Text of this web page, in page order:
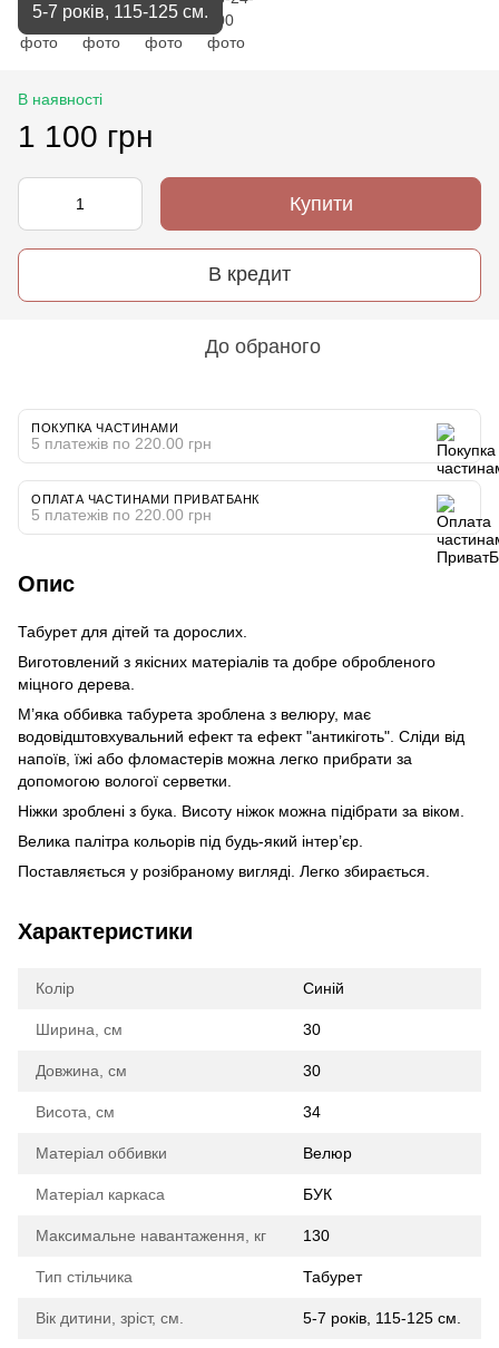
5-7 років, 115-125 см.
В наявності
1 100 грн
Купити
В кредит
До обраного
ПОКУПКА ЧАСТИНАМИ
5 платежів по 220.00 грн
ОПЛАТА ЧАСТИНАМИ ПРИВАТБАНК
5 платежів по 220.00 грн
Опис
Табурет для дітей та дорослих.
Виготовлений з якісних матеріалів та добре обробленого
міцного дерева.
М’яка оббивка табурета зроблена з велюру, має
водовідштовхувальний ефект та ефект "антикіготь". Сліди від
напоїв, їжі або фломастерів можна легко прибрати за
допомогою вологої серветки.
Ніжки зроблені з бука. Висоту ніжок можна підібрати за віком.
Велика палітра кольорів під будь-який інтер’єр.
Поставляється у розібраному вигляді. Легко збирається.
Характеристики
Колір Синій
Ширина, см 30
Довжина, см 30
Висота, см 34
Матеріал оббивки Велюр
Матеріал каркаса БУК
Максимальне навантаження, кг 130
Тип стільчика Табурет
Вік дитини, зріст, см. 5-7 років, 115-125 см.